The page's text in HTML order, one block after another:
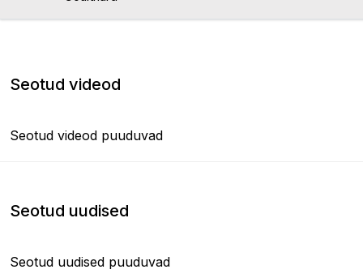
Seotud videod
Seotud videod puuduvad
Seotud uudised
Seotud uudised puuduvad